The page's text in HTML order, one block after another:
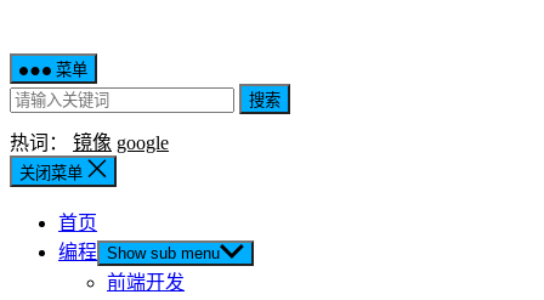
菜单
搜索
热词： 镜像 google
关闭菜单
首页
编程 Show sub menu
前端开发